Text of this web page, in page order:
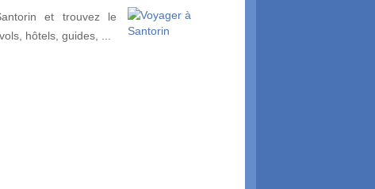
et trouvez le
hôtels, guides, ...